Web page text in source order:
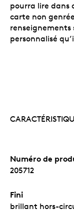
pourra lire dans
carte non
renseignements
personnalisé
Numéro de
205712
Fini
brillant hors-